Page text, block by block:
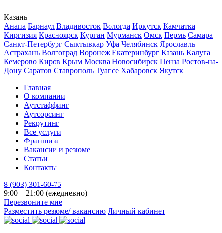
Казань
Анапа Барнаул Владивосток Вологда Иркутск Камчатка
Киргизия Красноярск Курган Мурманск Омск Пермь Самара
Санкт-Петербург Сыктывкар Уфа Челябинск Ярославль
Астрахань Волгоград Воронеж Екатеринбург Казань Калуга
Кемерово Киров Крым Москва Новосибирск Пенза Ростов-на-
Дону Саратов Ставрополь Туапсе Хабаровск Якутск
Главная
О компании
Аутстаффинг
Аутсорсинг
Рекрутинг
Все услуги
Франшиза
Вакансии и резюме
Статьи
Контакты
8 (903) 301-60-75
9:00 – 21:00 (ежедневно)
Перезвоните мне
Разместить резюме/ вакансию Личный кабинет